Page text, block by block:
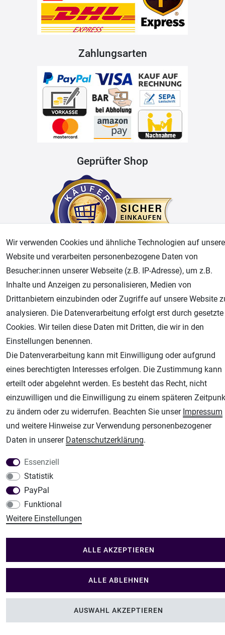
Zahlungsarten
Geprüfter Shop
AGB Widerrufsrecht Datenschutz Impressum
Unsere weiteren Shops:
Airbrush-City
Modellbau-City
Plotter-City
Schneideplotter, Transferpressen, Siebdruck und Plotterfolien
Im Shop Kaufen
Küchen Zubehör - Haus/Garten - Tierbedarf
Wir verwenden Cookies und ähnliche Technologien auf
Website und verarbeiten personenbezogene Daten von
Besucher:innen unserer Webseite (z.B. IP-Adresse), um z.B.
Inhalte und Anzeigen zu personalisieren, Medien von
Drittanbietern einzubinden oder Zugriffe auf unsere Website
analysieren. Die Datenverarbeitung erfolgt erst durch gesetzte
Cookies. Wir teilen diese Daten mit Dritten, die wir in den
Einstellungen benennen.
Die Datenverarbeitung kann mit Einwilligung oder aufgrund
eines berechtigten Interesses erfolgen. Die Zustimmung kann
erteilt oder abgelehnt werden. Es besteht das Recht, nicht
einzuwilligen und die Einwilligung zu einem späteren
zu ändern oder zu widerrufen. Beachten Sie unser Impressum
und weitere Hinweise zur Verwendung personenbezogener
Daten in unserer Daten­schutz­erklärung.
Essenziell
Statistik
PayPal
Funktional
Weitere Einstellungen
ALLE AKZEPTIEREN
ALLE ABLEHNEN
AUSWAHL AKZEPTIEREN